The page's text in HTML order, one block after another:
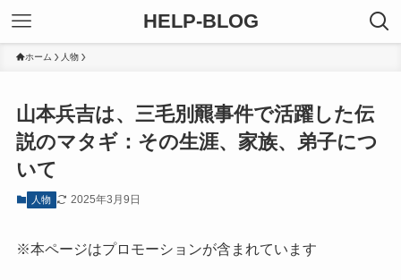
HELP-BLOG
ホーム 人物
山本兵吉は、三毛別羆事件で活躍した伝
説のマタギ：その生涯、家族、弟子につ
いて
人物 2025年3月9日
※本ページはプロモーションが含まれています